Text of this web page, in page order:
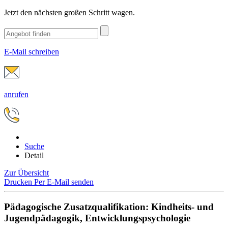
Jetzt den nächsten großen Schritt wagen.
E-Mail schreiben
anrufen
Suche
Detail
Zur Übersicht
Drucken Per E-Mail senden
Pädagogische Zusatzqualifikation: Kindheits- und
Jugendpädagogik, Entwicklungspsychologie